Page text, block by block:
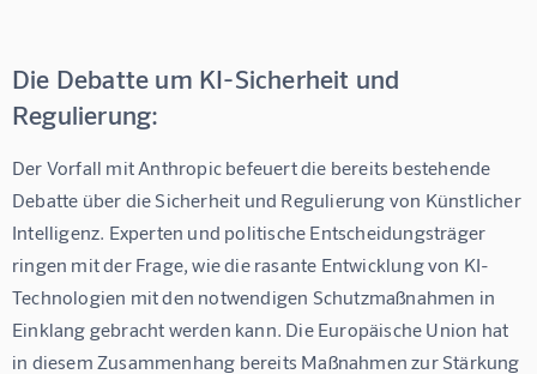
Die Debatte um KI-Sicherheit und
Regulierung:
Der Vorfall mit Anthropic befeuert die bereits bestehende
Debatte über die Sicherheit und Regulierung von Künstlicher
Intelligenz. Experten und politische Entscheidungsträger
ringen mit der Frage, wie die rasante Entwicklung von KI-
Technologien mit den notwendigen Schutzmaßnahmen in
Einklang gebracht werden kann. Die Europäische Union hat
in diesem Zusammenhang bereits Maßnahmen zur Stärkung